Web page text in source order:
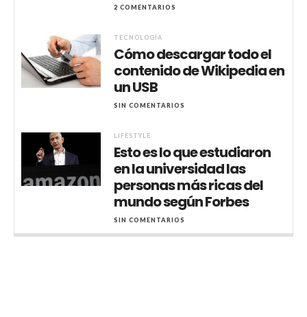
2 COMENTARIOS
TECNOLOGÍA
Cómo descargar todo el
contenido de Wikipedia en
un USB
SIN COMENTARIOS
LIFESTYLE
Esto es lo que estudiaron
en la universidad las
personas más ricas del
mundo según Forbes
SIN COMENTARIOS